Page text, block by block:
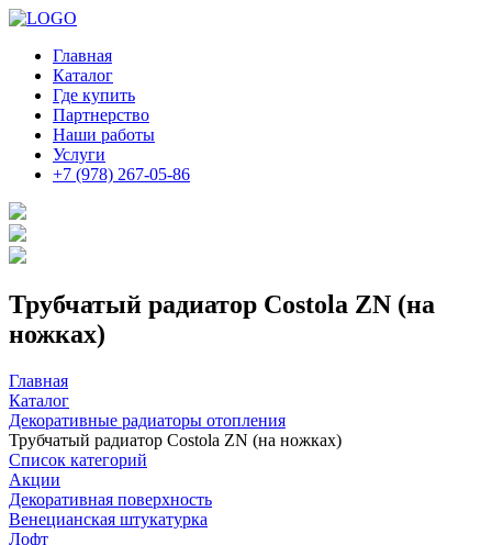
Главная
Каталог
Где купить
Партнерство
Наши работы
Услуги
+7 (978) 267-05-86
Трубчатый радиатор Costola ZN (на
ножках)
Главная
Каталог
Декоративные радиаторы отопления
Трубчатый радиатор Costola ZN (на ножках)
Список категорий
Акции
Декоративная поверхность
Венецианская штукатурка
Лофт